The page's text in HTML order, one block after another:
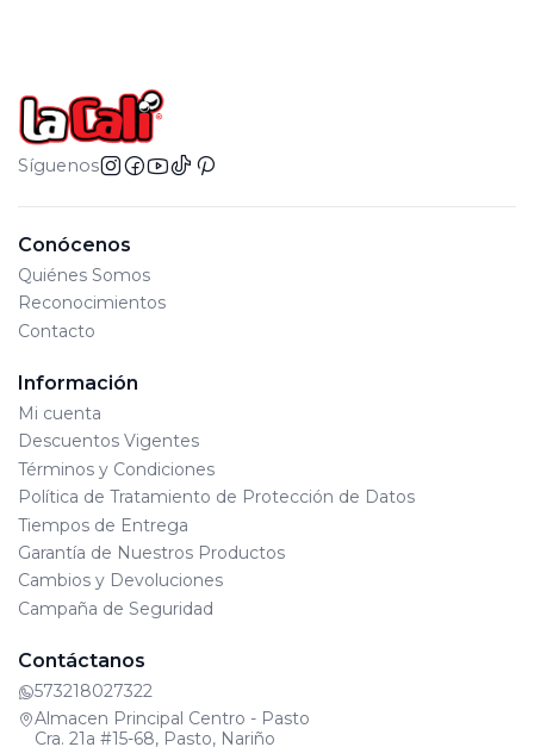
Síguenos
Conócenos
Quiénes Somos
Reconocimientos
Contacto
Información
Mi cuenta
Descuentos Vigentes
Términos y Condiciones
Política de Tratamiento de Protección de Datos
Tiempos de Entrega
Garantía de Nuestros Productos
Cambios y Devoluciones
Campaña de Seguridad
Contáctanos
573218027322
Almacen Principal Centro - Pasto
Cra. 21a #15-68, Pasto, Nariño